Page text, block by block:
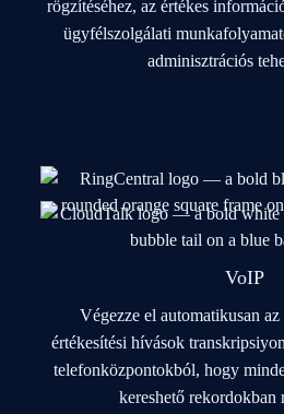
rögzítéséhez, az értékes
ügyfélszolgálati
adminisztrációs
VoIP
Végezze el automatikusan
értékesítési hívások
telefonközpontokból, hogy
kereshető rekordokban